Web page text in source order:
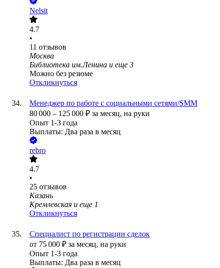
Nelsit
4.7
•
11 отзывов
Москва
Библиотека им.Ленина и еще 3
Можно без резюме
Откликнуться
Менеджер по работе с социальными сетями/SMM
80 000 – 125 000 ₽ за месяц, на руки
Опыт 1-3 года
Выплаты: Два раза в месяц
rebro
4.7
•
25 отзывов
Казань
Кремлевская и еще 1
Откликнуться
Специалист по регистрации сделок
от 75 000 ₽ за месяц, на руки
Опыт 1-3 года
Выплаты: Два раза в месяц